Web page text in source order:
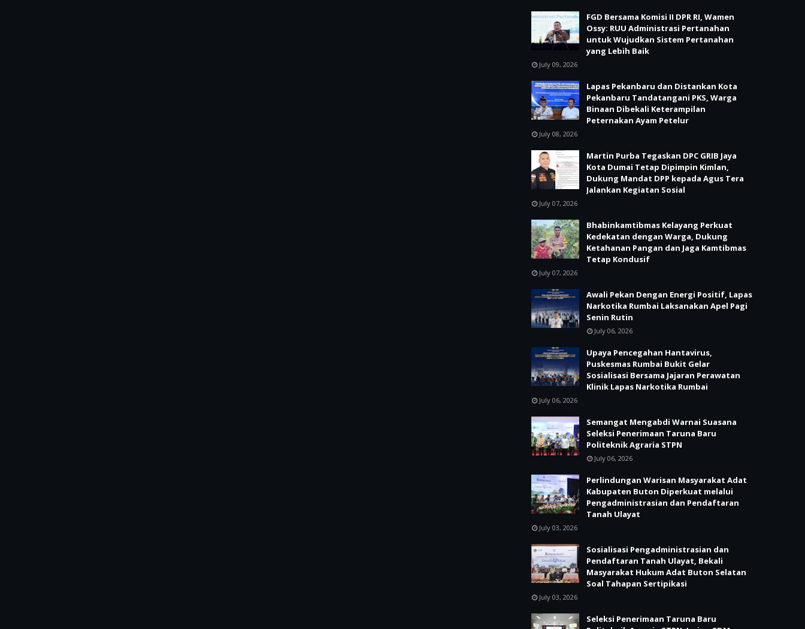
FGD Bersama Komisi II DPR RI, Wamen
Ossy: RUU Administrasi Pertanahan
untuk Wujudkan Sistem Pertanahan
yang Lebih Baik
July 09, 2026
Lapas Pekanbaru dan Distankan Kota
Pekanbaru Tandatangani PKS, Warga
Binaan Dibekali Keterampilan
Peternakan Ayam Petelur
July 08, 2026
Martin Purba Tegaskan DPC GRIB Jaya
Kota Dumai Tetap Dipimpin Kimlan,
Dukung Mandat DPP kepada Agus Tera
Jalankan Kegiatan Sosial
July 07, 2026
Bhabinkamtibmas Kelayang Perkuat
Kedekatan dengan Warga, Dukung
Ketahanan Pangan dan Jaga Kamtibmas
Tetap Kondusif
July 07, 2026
Awali Pekan Dengan Energi Positif, Lapas
Narkotika Rumbai Laksanakan Apel Pagi
Senin Rutin
July 06, 2026
Upaya Pencegahan Hantavirus,
Puskesmas Rumbai Bukit Gelar
Sosialisasi Bersama Jajaran Perawatan
Klinik Lapas Narkotika Rumbai
July 06, 2026
Semangat Mengabdi Warnai Suasana
Seleksi Penerimaan Taruna Baru
Politeknik Agraria STPN
July 06, 2026
Perlindungan Warisan Masyarakat Adat
Kabupaten Buton Diperkuat melalui
Pengadministrasian dan Pendaftaran
Tanah Ulayat
July 03, 2026
Sosialisasi Pengadministrasian dan
Pendaftaran Tanah Ulayat, Bekali
Masyarakat Hukum Adat Buton Selatan
Soal Tahapan Sertipikasi
July 03, 2026
Seleksi Penerimaan Taruna Baru